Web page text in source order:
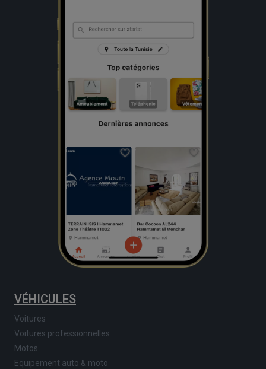
VÉHICULES
Voitures
Voitures professionnelles
Motos
Equipement auto & moto